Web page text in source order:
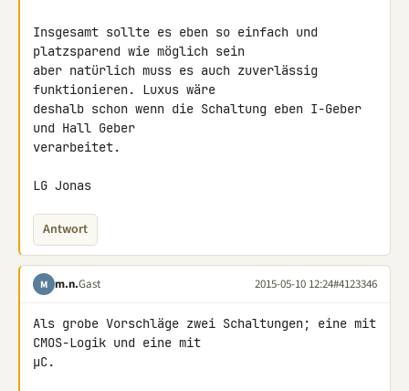
Insgesamt sollte es eben so einfach und
platzsparend wie möglich sein
aber natürlich muss es auch zuverlässig
funktionieren. Luxus wäre
deshalb schon wenn die Schaltung eben I-Geber
und Hall Geber
verarbeitet.
LG Jonas
Antwort
M m.n.Gast 2015-05-10 12:24#4123346
Als grobe Vorschläge zwei Schaltungen; eine mit
CMOS-Logik und eine mit
µC.